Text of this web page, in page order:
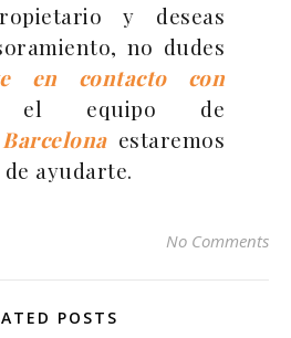
y deseas
no dudes
en contacto con
equipo de
estaremos
ayudarte.
No Comments
POSTS